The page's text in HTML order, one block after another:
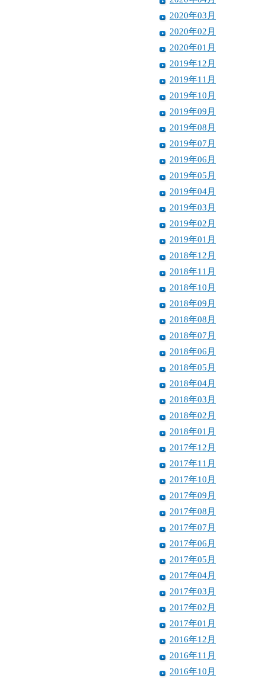
2020年03月
2020年02月
2020年01月
2019年12月
2019年11月
2019年10月
2019年09月
2019年08月
2019年07月
2019年06月
2019年05月
2019年04月
2019年03月
2019年02月
2019年01月
2018年12月
2018年11月
2018年10月
2018年09月
2018年08月
2018年07月
2018年06月
2018年05月
2018年04月
2018年03月
2018年02月
2018年01月
2017年12月
2017年11月
2017年10月
2017年09月
2017年08月
2017年07月
2017年06月
2017年05月
2017年04月
2017年03月
2017年02月
2017年01月
2016年12月
2016年11月
2016年10月